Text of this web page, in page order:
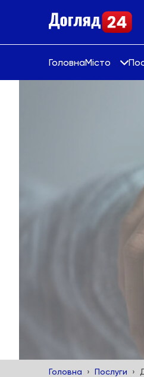
ГоловнаМісто
Головна Послуги